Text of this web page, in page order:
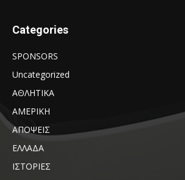
Categories
SPONSORS
Uncategorized
ΑΘΛΗΤΙΚΑ
ΑΜΕΡΙΚΗ
ΑΠΟΨΕΙΣ
ΕΛΛΑΔΑ
ΙΣΤΟΡΙΕΣ